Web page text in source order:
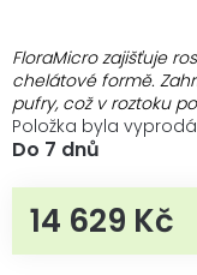
FloraMicro zajišťuje
chelátové formě.
pufry, což v roztoku
Položka byla
Do 7 dnů
14 629 Kč